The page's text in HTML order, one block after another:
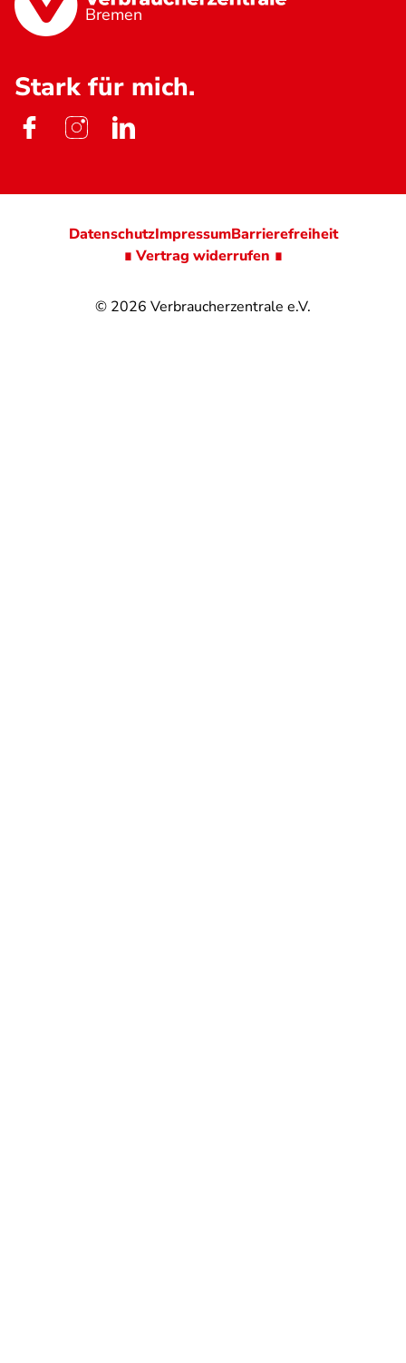
Bremen
Stark für mich.
© 2026 Verbraucherzentrale e.V.
DatenschutzImpressumBarrierefreiheit
∎ Vertrag widerrufen ∎